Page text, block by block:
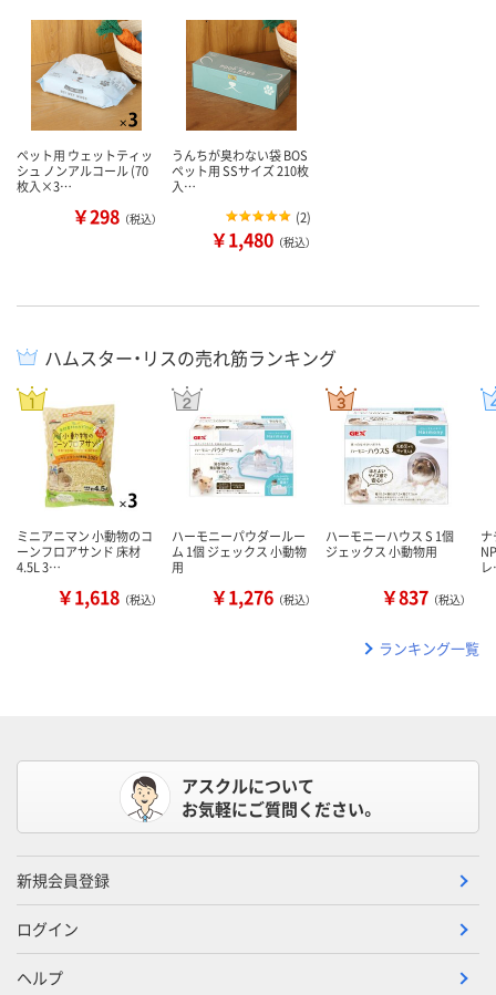
ペット用 ウェットティッ
シュ ノンアルコール (70
枚入×3…
￥298 （税込）
うんちが臭わない袋 BOS
ペット用 SSサイズ 210枚
入…
(2)
￥1,480 （税込）
ハムスター・リスの売れ筋ランキング
ミニアニマン 小動物のコ
ーンフロアサンド 床材
4.5L 3…
￥1,618 （税込）
ハーモニーパウダールー
ム 1個 ジェックス 小動物
用
￥1,276 （税込）
ハーモニーハウス S 1個
ジェックス 小動物用
￥837 （税込）
ランキング一覧
アスクルについて
お気軽にご質問ください。
新規会員登録
ログイン
ヘルプ